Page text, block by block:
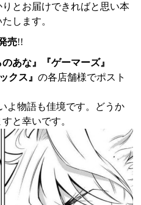
とお届けできればと思い本
します。
売!!
のあな』『ゲーマーズ』
クス』の各店舗様でポスト
よ物語も佳境です。どうか
と幸いです。